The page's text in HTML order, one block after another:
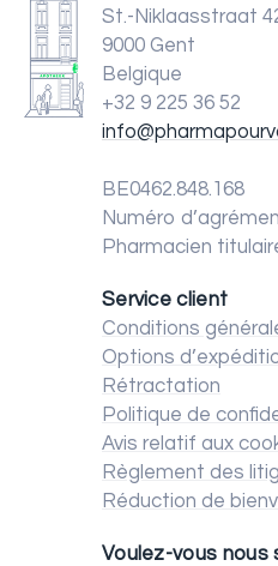
St.-Niklaasstraat
9000 Gent
Belgique
+32 9 225 36 52
BE0462.848.168
Numéro
Pharmacien
Service client
Conditions
Options
Rétractation
Politique de
Avis relatif aux
Règlement des
Réduction de
Voulez-vous nous